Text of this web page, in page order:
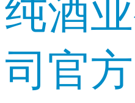
纯酒
司官方